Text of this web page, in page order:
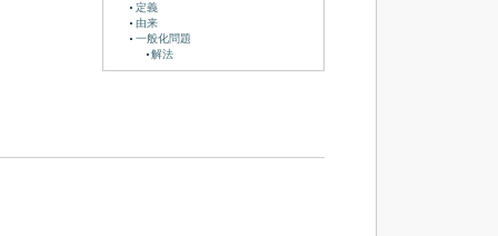
定義
由来
一般化問題
解法